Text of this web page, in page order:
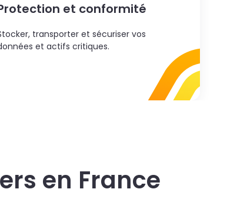
et conformité
transporter et sécuriser vos
et actifs critiques.
en France